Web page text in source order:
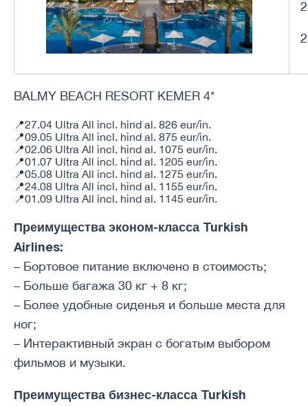
BALMY BEACH RESORT KEMER 4*
📍27.04 Ultra All incl. hind al. 826 eur/in.
📍09.05 Ultra All incl. hind al. 875 eur/in.
📍02.06 Ultra All incl. hind al. 1075 eur/in.
📍01.07 Ultra All incl. hind al. 1205 eur/in.
📍05.08 Ultra All incl. hind al. 1275 eur/in.
📍24.08 Ultra All incl. hind al. 1155 eur/in.
📍01.09 Ultra All incl. hind al. 1145 eur/in.
Преимущества эконом-класса Turkish
Airlines:
– Бортовое питание включено в стоимость;
– Больше багажа 30 кг + 8 кг;
– Более удобные сиденья и больше места для
ног;
– Интерактивный экран с богатым выбором
фильмов и музыки.
Преимущества бизнес-класса Turkish